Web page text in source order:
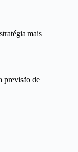
mais
previsão de